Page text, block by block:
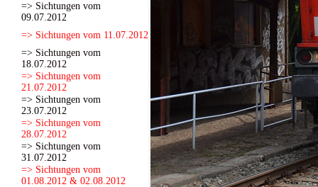
=> Sichtungen vom
09.07.2012
=> Sichtungen vom 11.07.2012
=> Sichtungen vom
18.07.2012
=> Sichtungen vom
21.07.2012
=> Sichtungen vom
23.07.2012
=> Sichtungen vom
28.07.2012
=> Sichtungen vom
31.07.2012
=> Sichtungen vom
01.08.2012 & 02.08.2012